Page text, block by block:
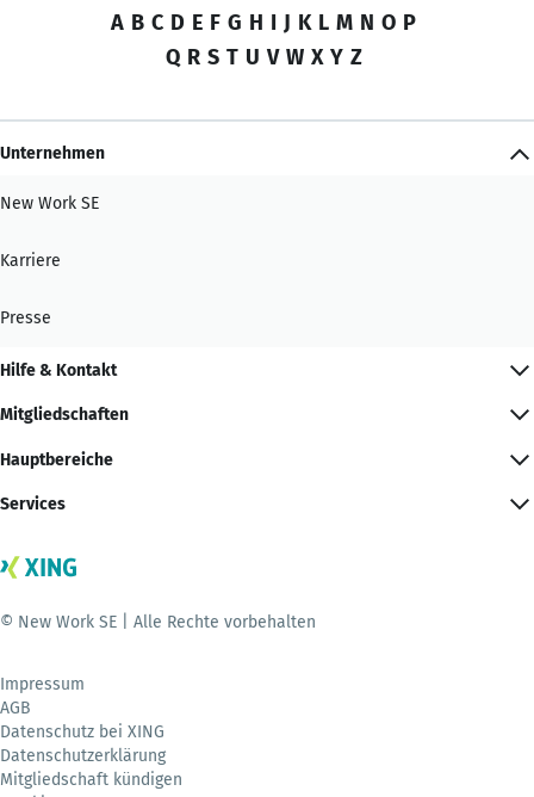
A B C D E F G H I J K L M N O P
Q R S T U V W X Y Z
Unternehmen
New Work SE
Karriere
Presse
Hilfe & Kontakt
Mitgliedschaften
Hauptbereiche
Services
© New Work SE | Alle Rechte vorbehalten
Impressum
AGB
Datenschutz bei XING
Datenschutzerklärung
Mitgliedschaft kündigen